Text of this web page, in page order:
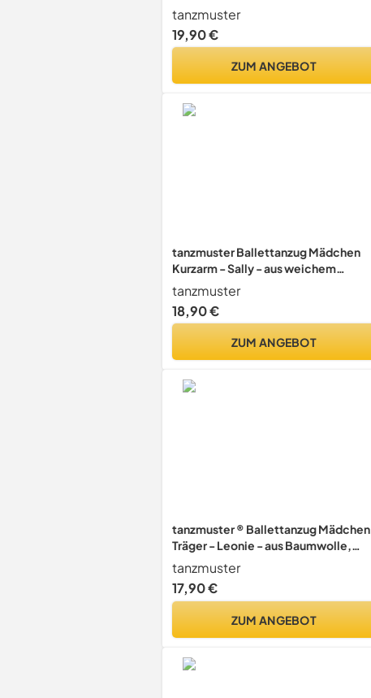
Ballettbody Kinder Ballett Trikot in
weiß, Größe 152/158
tanzmuster
19,90 €
ZUM ANGEBOT
tanzmuster Ballettanzug Mädchen
Kurzarm - Sally - aus weichem
Baumwollstoff - Ballett Trikot
Ballettbody in schwarz, Größe
152/158
tanzmuster
18,90 €
ZUM ANGEBOT
tanzmuster ® Ballettanzug Mädchen
Träger - Leonie - aus Baumwolle,
Ballettbody Ballett Trikot in petrol,
Größe 128/134
tanzmuster
17,90 €
ZUM ANGEBOT